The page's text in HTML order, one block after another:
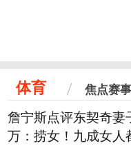
体育 焦点赛事
詹宁斯点评东契奇妻
万：捞女！九成女人